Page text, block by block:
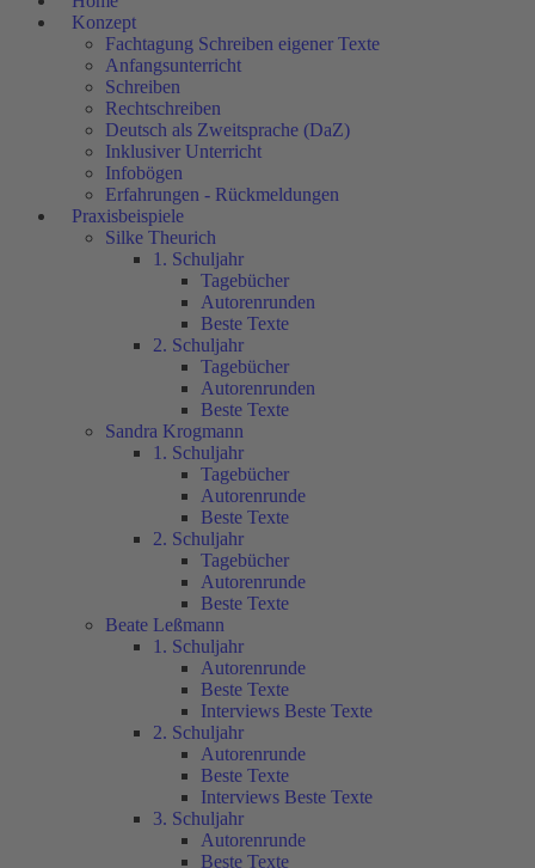
Konzept
Fachtagung Schreiben eigener Texte
Anfangsunterricht
Schreiben
Rechtschreiben
Deutsch als Zweitsprache (DaZ)
Inklusiver Unterricht
Infobögen
Erfahrungen - Rückmeldungen
Praxisbeispiele
Silke Theurich
1. Schuljahr
Tagebücher
Autorenrunden
Beste Texte
2. Schuljahr
Tagebücher
Autorenrunden
Beste Texte
Sandra Krogmann
1. Schuljahr
Tagebücher
Autorenrunde
Beste Texte
2. Schuljahr
Tagebücher
Autorenrunde
Beste Texte
Beate Leßmann
1. Schuljahr
Autorenrunde
Beste Texte
Interviews Beste Texte
2. Schuljahr
Autorenrunde
Beste Texte
Interviews Beste Texte
3. Schuljahr
Autorenrunde
Beste Texte